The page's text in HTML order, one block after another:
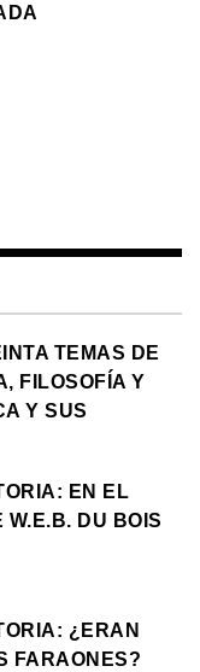
TEMAS DE
FILOSOFÍA Y
Y SUS
EN EL
W.E.B. DU BOIS
¿ERAN
FARAONES?